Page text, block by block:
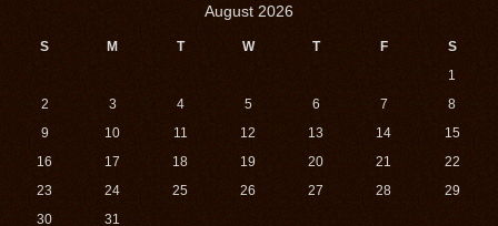
August 2026
S M T W T F
S
1
2
3 4 5 6 7
8
9
10 11 12 13 14
15
16
17 18 19 20 21
22
23
24 25 26 27 28
29
30
31